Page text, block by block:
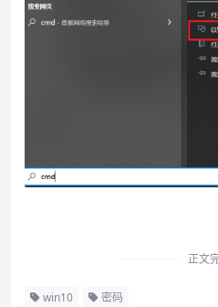
正文
win10 密码